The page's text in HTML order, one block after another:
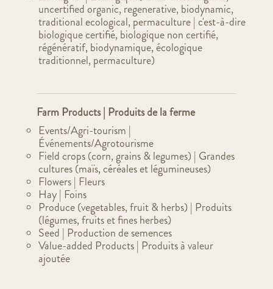
uncertified organic, regenerative, biodynamic,
traditional ecological, permaculture | c'est-à-dire
biologique certifié, biologique non certifié,
régénératif, biodynamique, écologique
traditionnel, permaculture)
Farm Products | Produits de la ferme
Events/Agri-tourism |
Événements/Agrotourisme
Field crops (corn, grains & legumes) | Grandes
cultures (maïs, céréales et légumineuses)
Flowers | Fleurs
Hay | Foins
Produce (vegetables, fruit & herbs) | Produits
(légumes, fruits et fines herbes)
Seed | Production de semences
Value-added Products | Produits à valeur
ajoutée